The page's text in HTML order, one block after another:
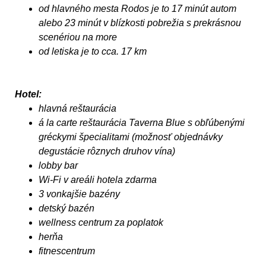
od hlavného mesta Rodos je to 17 minút autom
alebo 23 minút v blízkosti pobrežia s prekrásnou
scenériou na more
od letiska je to cca. 17 km
Hotel:
hlavná reštaurácia
á la carte reštaurácia Taverna Blue s obľúbenými
gréckymi špecialitami (možnosť objednávky
degustácie rôznych druhov vína)
lobby bar
Wi-Fi v areáli hotela zdarma
3 vonkajšie bazény
detský bazén
wellness centrum za poplatok
herňa
fitnescentrum